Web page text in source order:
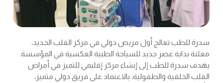
سدرة للطب تعالج أول مريض دولي في مركز القلب الجديد،
معلنة بداية عصر جديد للسياحة الطبية العكسية في المؤسسة.
يهدف سدرة للطب إلى إنشاء مركز إقليمي للتميز في أمراض
القلب الخلقية والطفولية، بالاعتماد على فريق دولي متميز،